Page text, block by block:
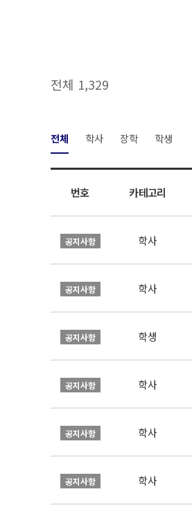
전체 1,329
전체 학사 장학 학생
번호 카테고리
공지사항 학사
공지사항 학사
공지사항 학생
공지사항 학사
공지사항 학사
공지사항 학사